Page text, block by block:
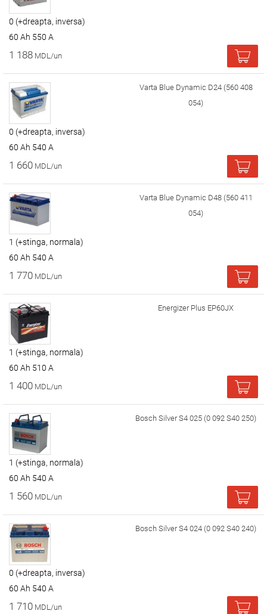
0 (+dreapta, inversa)
60 Ah 550 A
1 188 MDL/un
Varta Blue Dynamic D24 (560 408
054)
0 (+dreapta, inversa)
60 Ah 540 A
1 660 MDL/un
Varta Blue Dynamic D48 (560 411
054)
1 (+stinga, normala)
60 Ah 540 A
1 770 MDL/un
Energizer Plus EP60JX
1 (+stinga, normala)
60 Ah 510 A
1 400 MDL/un
Bosch Silver S4 025 (0 092 S40 250)
1 (+stinga, normala)
60 Ah 540 A
1 560 MDL/un
Bosch Silver S4 024 (0 092 S40 240)
0 (+dreapta, inversa)
60 Ah 540 A
1 710 MDL/un